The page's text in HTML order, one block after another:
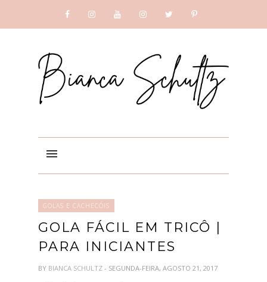
GOLAS E CACHECÓIS
GOLA FÁCIL EM TRICÔ |
PARA INICIANTES
BY BIANCA SCHULTZ - SEGUNDA-FEIRA, AGOSTO 21, 2017